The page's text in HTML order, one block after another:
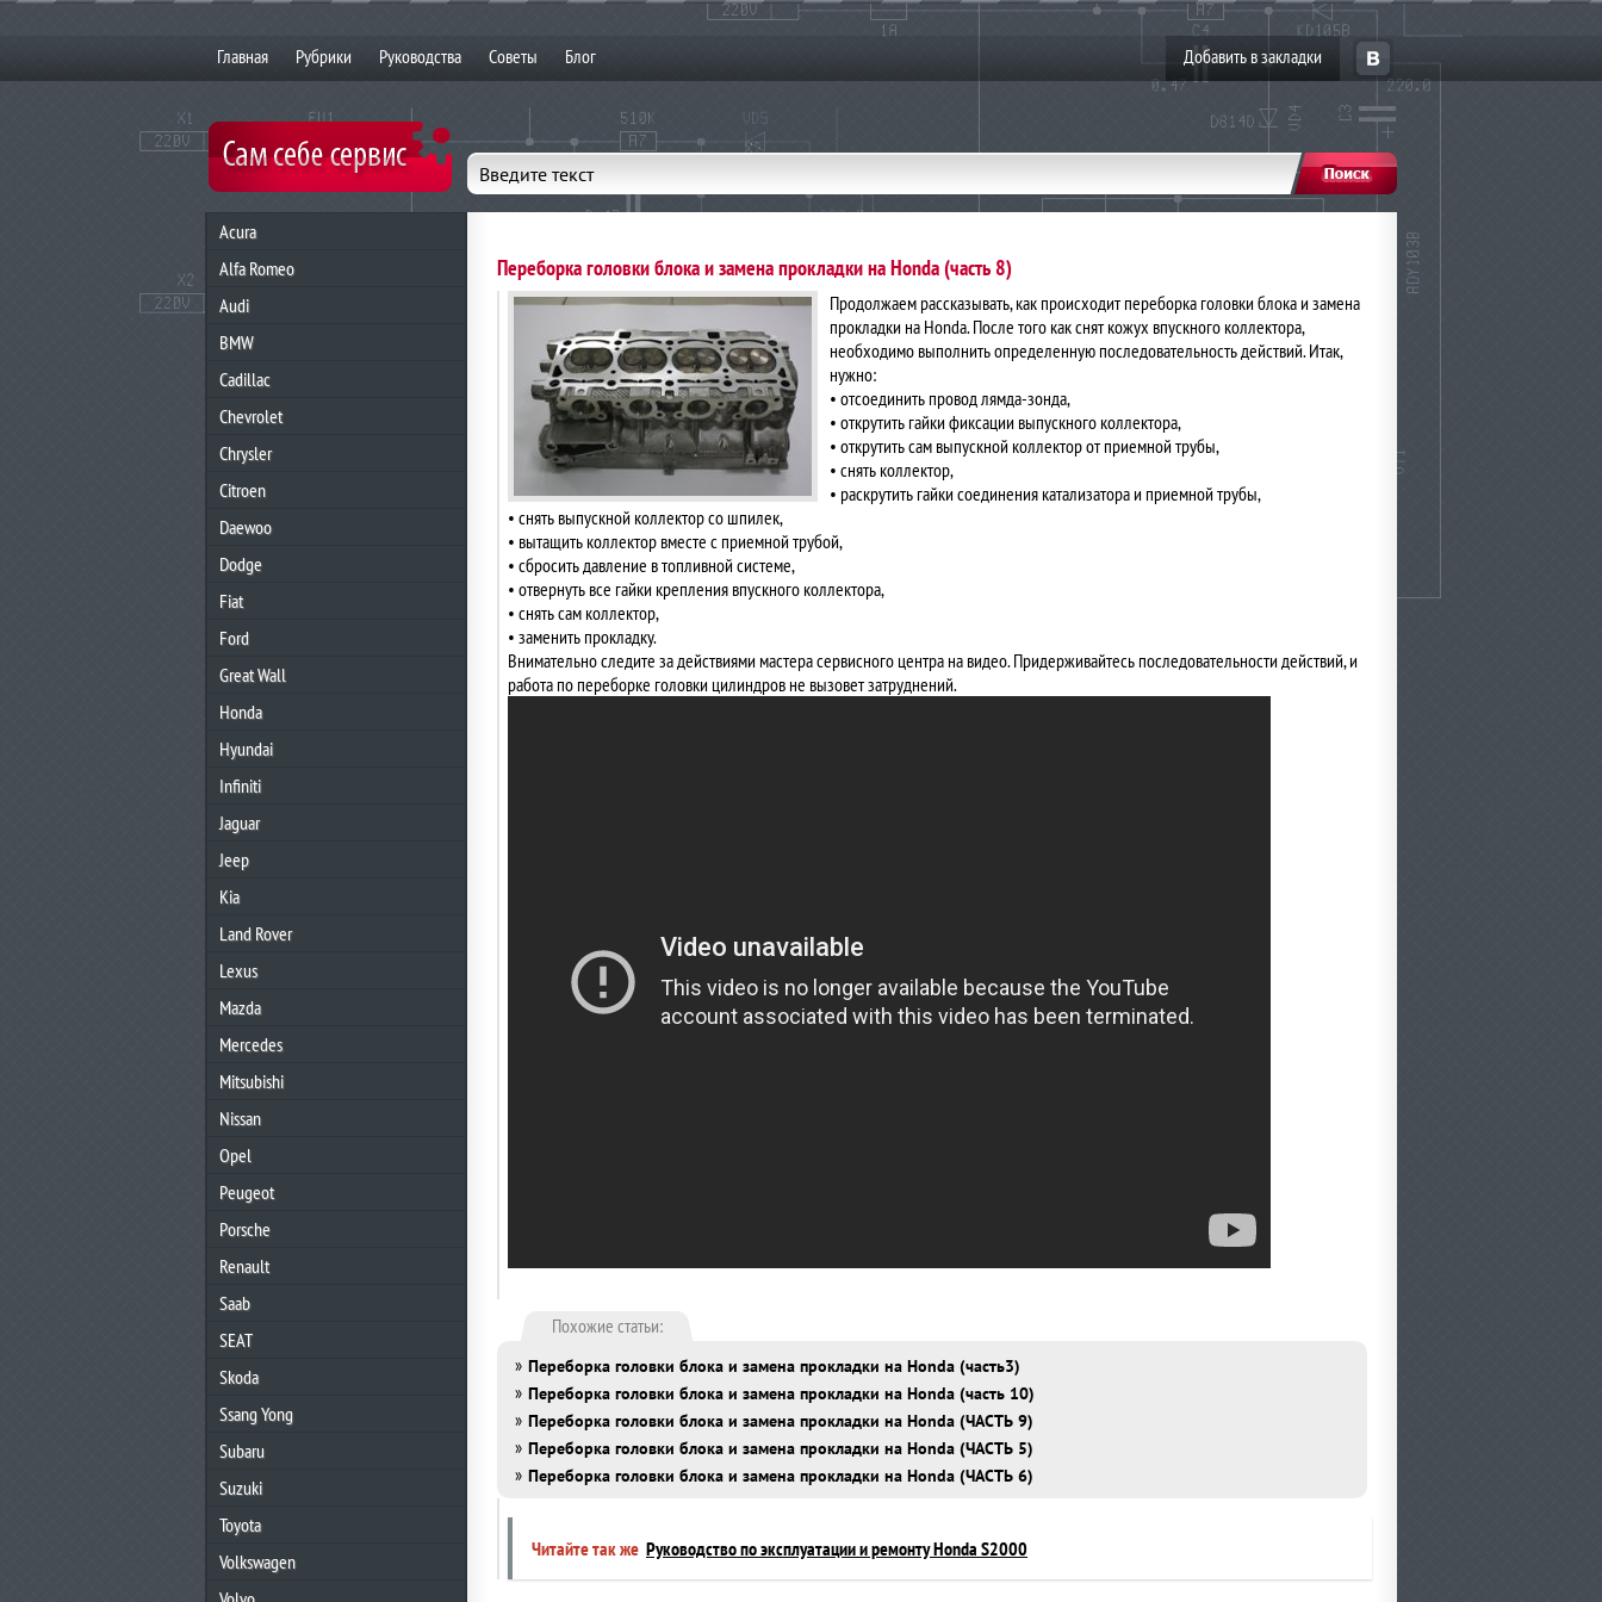
Главная Рубрики Руководства Советы Блог Добавить в закладки
Acura
Alfa Romeo
Audi
BMW
Cadillac
Chevrolet
Chrysler
Citroen
Daewoo
Dodge
Fiat
Ford
Great Wall
Honda
Hyundai
Infiniti
Jaguar
Jeep
Kia
Land Rover
Lexus
Mazda
Mercedes
Mitsubishi
Nissan
Opel
Peugeot
Porsche
Renault
Saab
SEAT
Skoda
Ssang Yong
Subaru
Suzuki
Toyota
Volkswagen
Введите текст
Переборка головки блока и замена прокладки на Honda (часть 8)
Продолжаем рассказывать, как происходит переборка головки блока и замена
прокладки на Honda. После того как снят кожух впускного коллектора,
необходимо выполнить определенную последовательность действий. Итак,
нужно:
• отсоединить провод лямда-зонда,
• открутить гайки фиксации выпускного коллектора,
• открутить сам выпускной коллектор от приемной трубы,
• снять коллектор,
• раскрутить гайки соединения катализатора и приемной трубы,
• снять выпускной коллектор со шпилек,
• вытащить коллектор вместе с приемной трубой,
• сбросить давление в топливной системе,
• отвернуть все гайки крепления впускного коллектора,
• снять сам коллектор,
• заменить прокладку.
Внимательно следите за действиями мастера сервисного центра на видео. Придерживайтесь последовательности действий, и
работа по переборке головки цилиндров не вызовет затруднений.
Похожие статьи:
» Переборка головки блока и замена прокладки на Honda (часть3)
» Переборка головки блока и замена прокладки на Honda (часть 10)
» Переборка головки блока и замена прокладки на Honda (ЧАСТЬ 9)
» Переборка головки блока и замена прокладки на Honda (ЧАСТЬ 5)
» Переборка головки блока и замена прокладки на Honda (ЧАСТЬ 6)
Читайте так же Руководство по эксплуатации и ремонту Honda S2000